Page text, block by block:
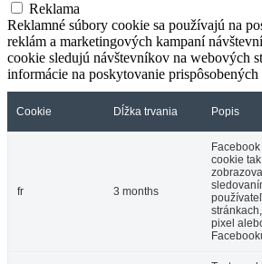
Reklama
Reklamné súbory cookie sa používajú na
reklám a marketingových kampaní
cookie sledujú návštevníkov na webových
informácie na poskytovanie prispôsobených
Cookie Dĺžka trvania Popis
fr 3 months
cookie
pixel